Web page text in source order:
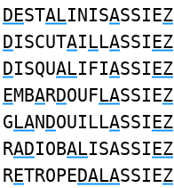
DESTALINISASSIEZ
DISCUTAILLASSIEZ
DISQUALIFIASSIEZ
EMBARDOUFLASSIEZ
GLANDOUILLASSIEZ
RADIOBALISASSIEZ
RETROPEDALASSIEZ